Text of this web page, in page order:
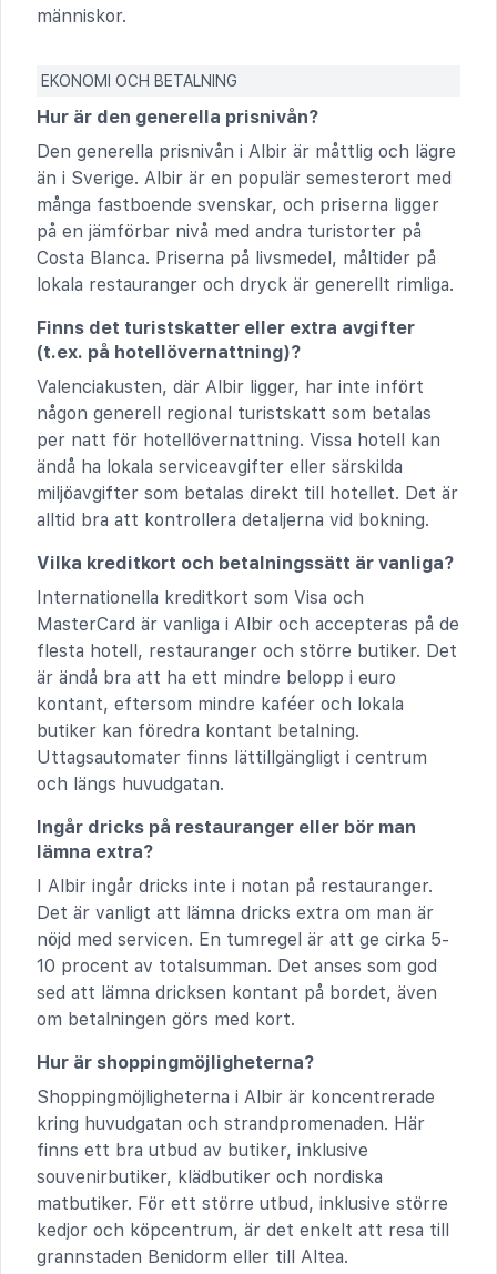
människor.
EKONOMI OCH BETALNING
Hur är den generella prisnivån?
Den generella prisnivån i Albir är måttlig och lägre
än i Sverige. Albir är en populär semesterort med
många fastboende svenskar, och priserna ligger
på en jämförbar nivå med andra turistorter på
Costa Blanca. Priserna på livsmedel, måltider på
lokala restauranger och dryck är generellt rimliga.
Finns det turistskatter eller extra avgifter
(t.ex. på hotellövernattning)?
Valenciakusten, där Albir ligger, har inte infört
någon generell regional turistskatt som betalas
per natt för hotellövernattning. Vissa hotell kan
ändå ha lokala serviceavgifter eller särskilda
miljöavgifter som betalas direkt till hotellet. Det är
alltid bra att kontrollera detaljerna vid bokning.
Vilka kreditkort och betalningssätt är vanliga?
Internationella kreditkort som Visa och
MasterCard är vanliga i Albir och accepteras på de
flesta hotell, restauranger och större butiker. Det
är ändå bra att ha ett mindre belopp i euro
kontant, eftersom mindre kaféer och lokala
butiker kan föredra kontant betalning.
Uttagsautomater finns lättillgängligt i centrum
och längs huvudgatan.
Ingår dricks på restauranger eller bör man
lämna extra?
I Albir ingår dricks inte i notan på restauranger.
Det är vanligt att lämna dricks extra om man är
nöjd med servicen. En tumregel är att ge cirka 5-
10 procent av totalsumman. Det anses som god
sed att lämna dricksen kontant på bordet, även
om betalningen görs med kort.
Hur är shoppingmöjligheterna?
Shoppingmöjligheterna i Albir är koncentrerade
kring huvudgatan och strandpromenaden. Här
finns ett bra utbud av butiker, inklusive
souvenirbutiker, klädbutiker och nordiska
matbutiker. För ett större utbud, inklusive större
kedjor och köpcentrum, är det enkelt att resa till
grannstaden Benidorm eller till Altea.